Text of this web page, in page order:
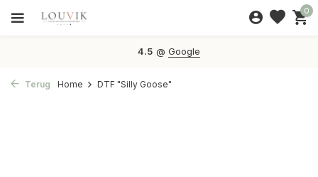
0
4.5 @ Google
Terug Home DTF "Silly Goose"